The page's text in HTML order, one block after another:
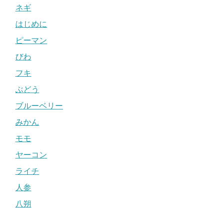
ネギ
はじめに
ピーマン
びわ
フキ
ぶどう
ブルーベリー
みかん
モモ
ヤーコン
ライチ
人参
八朔